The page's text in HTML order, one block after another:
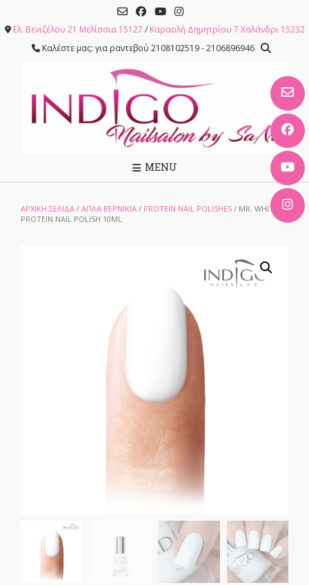
content
Ελ. Βενιζέλου 21 Μελίσσια 15127 / Καραολή Δημητρίου 7 Χαλάνδρι 15232
Καλέστε μας: για ραντεβού 2108102519 - 2106896946
MENU
ΑΡΧΙΚΉ ΣΕΛΊΔΑ / ΑΠΛΑ ΒΕΡΝΙΚΙΑ / PROTEIN NAIL POLISHES / MR. WHITE
PROTEIN NAIL POLISH 10ML